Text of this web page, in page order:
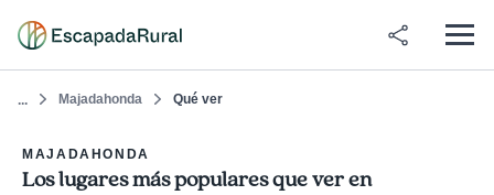
... Majadahonda Qué ver
MAJADAHONDA
Los lugares más populares que ver en